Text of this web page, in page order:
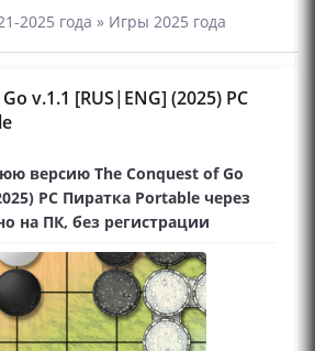
2025 года » Игры 2025 года
v.1.1 [RUS|ENG] (2025) PC
версию The Conquest of Go
PC Пиратка Portable через
на ПК, без регистрации